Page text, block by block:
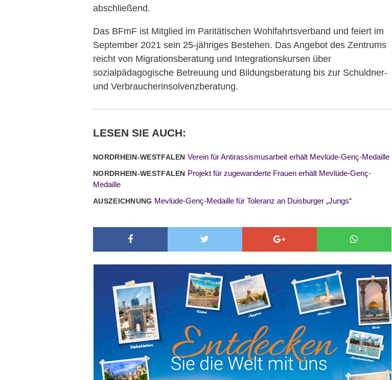
abschließend.
Das BFmF ist Mitglied im Paritätischen Wohlfahrtsverband und feiert im
September 2021 sein 25-jähriges Bestehen. Das Angebot des Zentrums
reicht von Migrationsberatung und Integrationskursen über
sozialpädagogische Betreuung und Bildungsberatung bis zur Schuldner-
und Verbraucherinsolvenzberatung.
LESEN SIE AUCH:
NORDRHEIN-WESTFALEN Verein für Antirassismusarbeit erhält Mevlüde-Genç-Medaille
NORDRHEIN-WESTFALEN Projekt für zugewanderte Frauen erhält Mevlüde-Genç-
Medaille
AUSZEICHNUNG Mevlüde-Genç-Medaille für Toleranz an Duisburger „Jungs“